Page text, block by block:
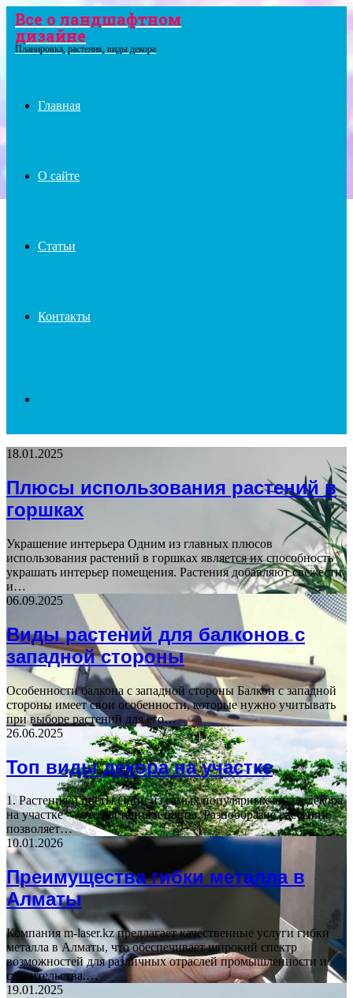
Menu
Все о ландшафтном
дизайне
Планировка, растения, виды декора
Главная
О сайте
Статьи
Контакты
18.01.2025
Плюсы использования растений в
горшках
Украшение интерьера Одним из главных плюсов
использования растений в горшках является их способность
украшать интерьер помещения. Растения добавляют свежести
и…
06.09.2025
Виды растений для балконов с
западной стороны
Особенности балкона с западной стороны Балкон с западной
стороны имеет свои особенности, которые нужно учитывать
при выборе растений для его…
26.06.2025
Топ виды декора на участке
1. Растения и цветы Один из самых популярных видов декора
на участке — это растения и цветы. Разнообразие растений
позволяет…
10.01.2026
Преимущества гибки металла в
Алматы
Компания m-laser.kz предлагает качественные услуги гибки
металла в Алматы, что обеспечивает широкий спектр
возможностей для различных отраслей промышленности и
строительства.…
19.01.2025